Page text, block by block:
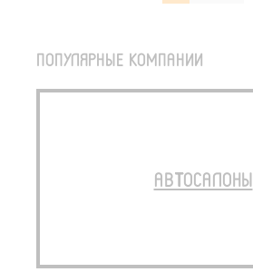
ПОПУЛЯРНЫЕ КОМПАНИИ
АВТОСАЛОНЫ